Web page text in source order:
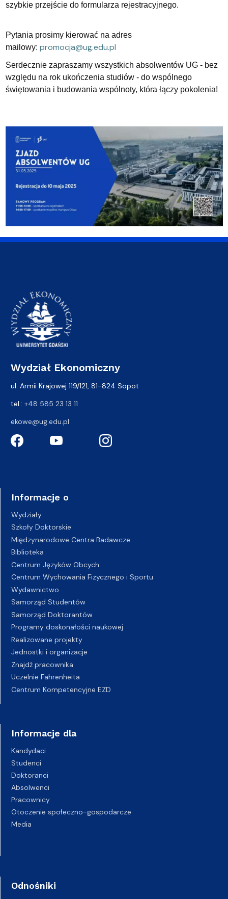
szybkie przejście do formularza rejestracyjnego.
Pytania prosimy kierować na adres
mailowy: promocja@ug.edu.pl
Serdecznie zapraszamy wszystkich absolwentów UG - bez
względu na rok ukończenia studiów - do wspólnego
świętowania i budowania wspólnoty, która łączy pokolenia!
Wydział Ekonomiczny
ul. Armii Krajowej 119/121, 81-824 Sopot
tel.: +48 585 23 13 11
ekowe@ug.edu.pl
Informacje o
Wydziały
Szkoły Doktorskie
Międzynarodowe Centra Badawcze
Biblioteka
Centrum Języków Obcych
Centrum Wychowania Fizycznego i Sportu
Wydawnictwo
Samorząd Studentów
Samorząd Doktorantów
Programy doskonałości naukowej
Realizowane projekty
Jednostki i organizacje
Znajdź pracownika
Uczelnie Fahrenheita
Centrum Kompetencyjne EZD
Informacje dla
Kandydaci
Studenci
Doktoranci
Absolwenci
Pracownicy
Otoczenie społeczno-gospodarcze
Media
Odnośniki